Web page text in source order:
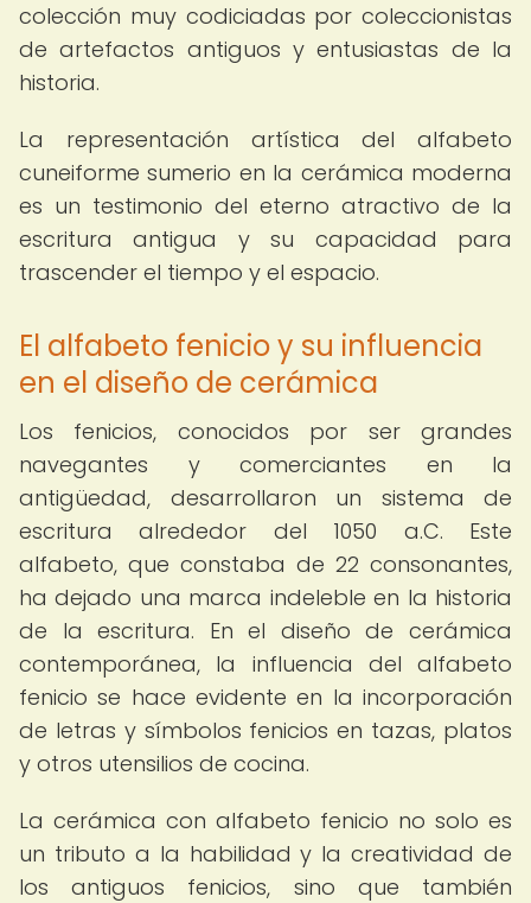
colección muy codiciadas por coleccionistas
de artefactos antiguos y entusiastas de la
historia.
La representación artística del alfabeto
cuneiforme sumerio en la cerámica moderna
es un testimonio del eterno atractivo de la
escritura antigua y su capacidad para
trascender el tiempo y el espacio.
El alfabeto fenicio y su influencia
en el diseño de cerámica
Los fenicios, conocidos por ser grandes
navegantes y comerciantes en la
antigüedad, desarrollaron un sistema de
escritura alrededor del 1050 a.C. Este
alfabeto, que constaba de 22 consonantes,
ha dejado una marca indeleble en la historia
de la escritura. En el diseño de cerámica
contemporánea, la influencia del alfabeto
fenicio se hace evidente en la incorporación
de letras y símbolos fenicios en tazas, platos
y otros utensilios de cocina.
La cerámica con alfabeto fenicio no solo es
un tributo a la habilidad y la creatividad de
los antiguos fenicios, sino que también